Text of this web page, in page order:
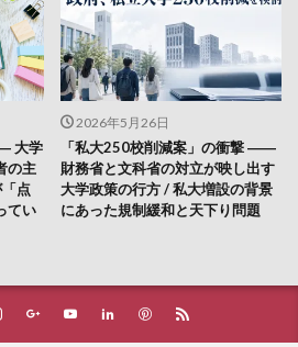
大学
の主
点
てい
2026年5月26日
「私大250校削減案」の衝撃 ――
財務省と文科省の対立が映し出す
大学政策の行方 / 私大増設の背景
にあった規制緩和と天下り問題